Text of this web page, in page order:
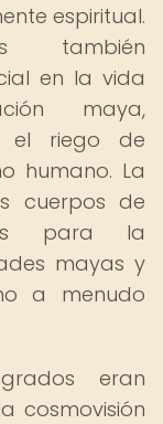
espiritual.
también
en la vida
maya,
el riego de
humano. La
cuerpos de
para la
mayas y
a menudo
eran
cosmovisión